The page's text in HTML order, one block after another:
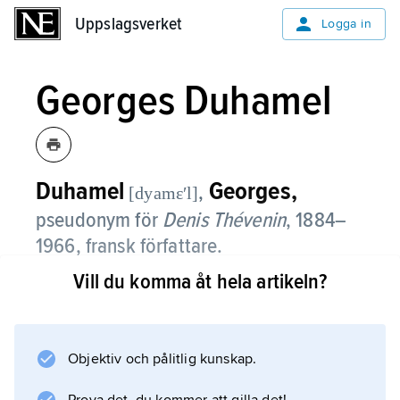
Uppslagsverket Logga in
Georges Duhamel
Duhamel [dyamɛʹl], Georges,
pseudonym för Denis Thévenin, 1884–
1966, fransk författare.
Georges Duhamel skrev först diktsamlingar
samt teaterpjäser, till exempel
Vill du komma åt hela artikeln?
Objektiv och pålitlig kunskap.